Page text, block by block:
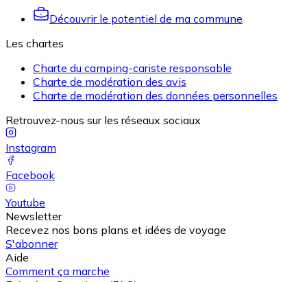
Découvrir le potentiel de ma commune
Les chartes
Charte du camping-cariste responsable
Charte de modération des avis
Charte de modération des données personnelles
Retrouvez-nous sur les réseaux sociaux
Instagram
Facebook
Youtube
Newsletter
Recevez nos bons plans et idées de voyage
S'abonner
Aide
Comment ça marche